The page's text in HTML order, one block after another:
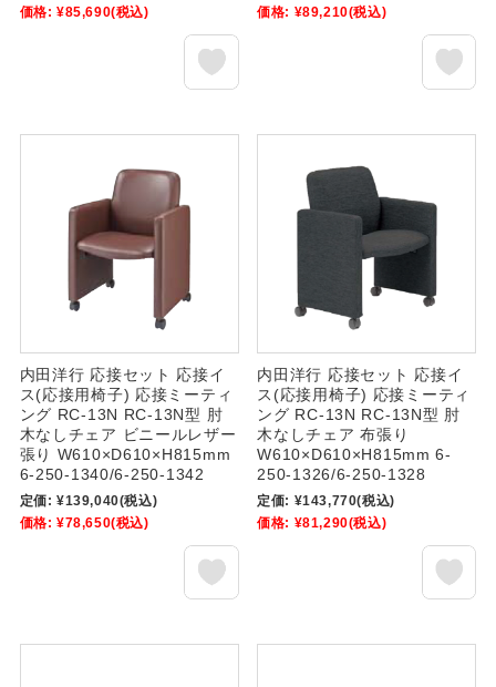
価格: ¥85,690(税込)
価格: ¥89,210(税込)
内田洋行 応接セット 応接イ
ス(応接用椅子) 応接ミーティ
ング RC-13N RC-13N型 肘
木なしチェア ビニールレザー
張り W610×D610×H815mm
6-250-1340/6-250-1342
定価: ¥139,040(税込)
価格: ¥78,650(税込)
内田洋行 応接セット 応接イ
ス(応接用椅子) 応接ミーティ
ング RC-13N RC-13N型 肘
木なしチェア 布張り
W610×D610×H815mm 6-
250-1326/6-250-1328
定価: ¥143,770(税込)
価格: ¥81,290(税込)